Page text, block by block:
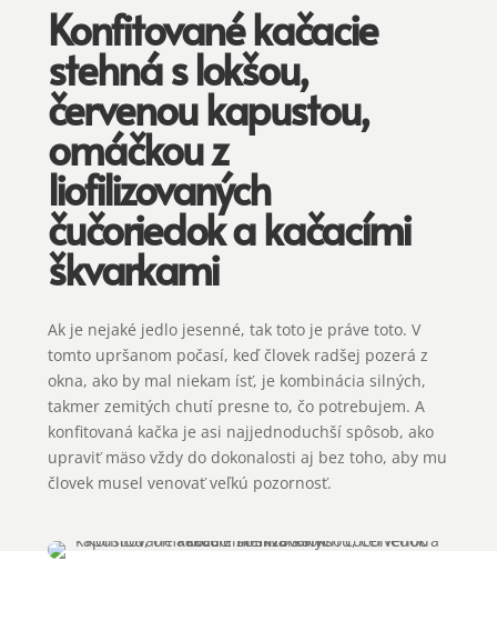
Konfitované kačacie
stehná s lokšou,
červenou kapustou,
omáčkou z
liofilizovaných
čučoriedok a kačacími
škvarkami
Ak je nejaké jedlo jesenné, tak toto je práve toto. V
tomto upršanom počasí, keď človek radšej pozerá z
okna, ako by mal niekam ísť, je kombinácia silných,
takmer zemitých chutí presne to, čo potrebujem. A
konfitovaná kačka je asi najjednoduchší spôsob, ako
upraviť mäso vždy do dokonalosti aj bez toho, aby mu
človek musel venovať veľkú pozornosť.